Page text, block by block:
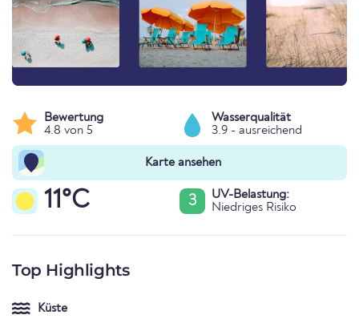
Bewertung
4.8 von 5
Wasserqualität
3.9 - ausreichend
Karte ansehen
11°C 3
UV-Belastung:
Niedriges Risiko
Top Highlights
Küste